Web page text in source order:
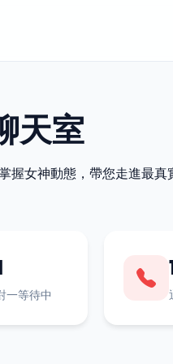
天室
女神動態，帶您走進最真
一等待中